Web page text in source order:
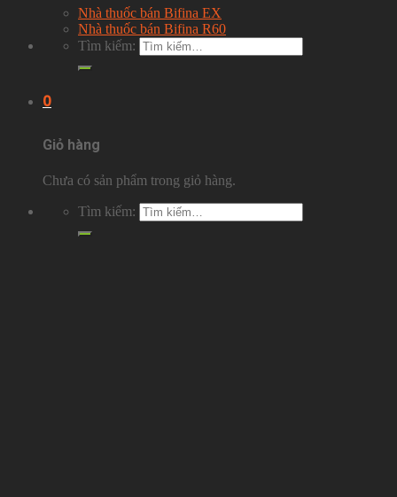
Nhà thuốc bán Bifina EX
Nhà thuốc bán Bifina R60
Tìm kiếm:
0
Giỏ hàng
Chưa có sản phẩm trong giỏ hàng.
Tìm kiếm: